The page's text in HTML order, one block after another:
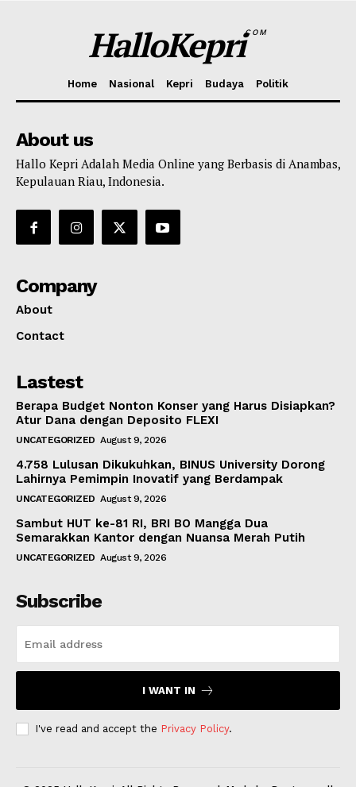
HalloKepriCOM
Home Nasional Kepri Budaya Politik
About us
Hallo Kepri Adalah Media Online yang Berbasis di Anambas,
Kepulauan Riau, Indonesia.
Company
About
Contact
Lastest
Berapa Budget Nonton Konser yang Harus Disiapkan?
Atur Dana dengan Deposito FLEXI
UNCATEGORIZED August 9, 2026
4.758 Lulusan Dikukuhkan, BINUS University Dorong
Lahirnya Pemimpin Inovatif yang Berdampak
UNCATEGORIZED August 9, 2026
Sambut HUT ke-81 RI, BRI BO Mangga Dua
Semarakkan Kantor dengan Nuansa Merah Putih
UNCATEGORIZED August 9, 2026
Subscribe
I WANT IN
I've read and accept the Privacy Policy.